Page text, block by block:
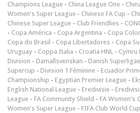
Champions League - China League One -
Women's Super League - Chinese FA Cup -
Chinese Super League - Club Friendlies -
- Copa América - Copa Argentina - Copa
Copa do Brasil - Copa Libertadores - Copa
Uruguay - Coppa Italia - Croatia HNL - Cymru
Division - Damallsvenskan - Danish
Supercup - Division 1 Féminine - Ecuador
Championship - Egyptian Premier League -
English National League - Eredivisie -
League - FA Community Shield - FA Women's
Women's Super League - FIFA Club World Cup